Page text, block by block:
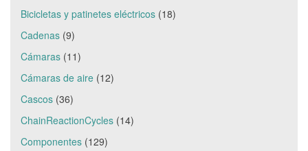
Bicicletas y patinetes eléctricos (18)
Cadenas (9)
Cámaras (11)
Cámaras de aire (12)
Cascos (36)
ChainReactionCycles (14)
Componentes (129)